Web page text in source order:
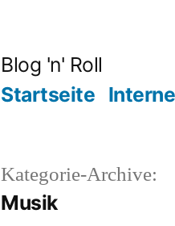
Blog 'n' Roll
Startseite
Kategorie-Archive:
Musik